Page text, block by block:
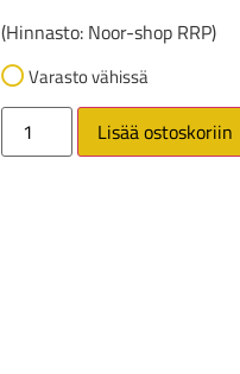
(Hinnasto: Noor-shop RRP)
Varasto vähissä
Lisää ostoskoriin